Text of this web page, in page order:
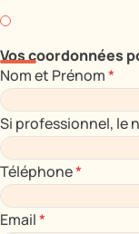
Vos coordonnées
Nom et Prénom*
Si professionnel, le
Téléphone*
Email*